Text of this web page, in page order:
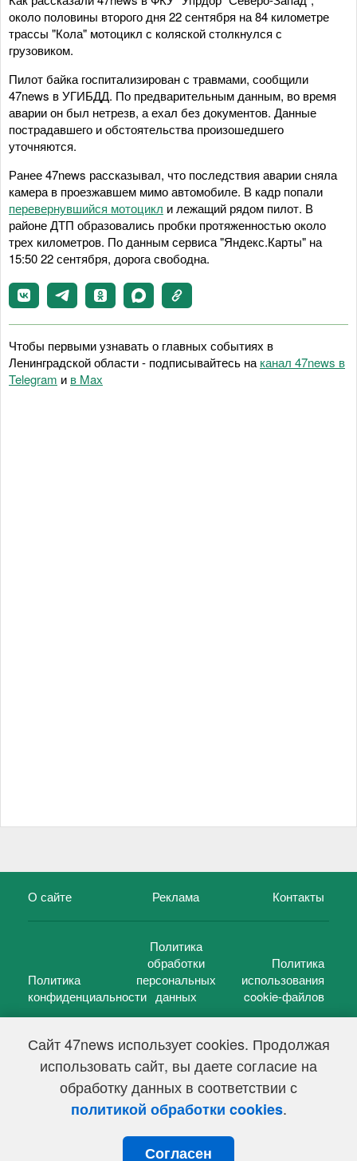
Сайт 47news использует cookies. Продолжая
использовать сайт, вы даете согласие на
обработку данных в соответствии с
политикой обработки cookies.
Согласен
около половины второго дня 22 сентября на 84 километре
трассы "Кола" мотоцикл с коляской столкнулся с
грузовиком.
Пилот байка госпитализирован с травмами, сообщили
47news в УГИБДД. По предварительным данным, во время
аварии он был нетрезв, а ехал без документов. Данные
пострадавшего и обстоятельства произошедшего
уточняются.
Ранее 47news рассказывал, что последствия аварии сняла
камера в проезжавшем мимо автомобиле. В кадр попали
перевернувшийся мотоцикл и лежащий рядом пилот. В
районе ДТП образовались пробки протяженностью около
трех километров. По данным сервиса "Яндекс.Карты" на
15:50 22 сентября, дорога свободна.
Чтобы первыми узнавать о главных событиях в
Ленинградской области - подписывайтесь на канал 47news в
Telegram и в Maх
О сайте Реклама Контакты
Политика
конфиденциальности
Политика
обработки
персональных
данных
Политика
использования
cookie-файлов
47 новостей (47 news)2005 — 2026 г.
Свидетельство о регистрации СМИ Эл № ФС 77-39848, выдано
Федеральной службой по надзору в сфере связи,
информационных технологий и массовых коммуникаций